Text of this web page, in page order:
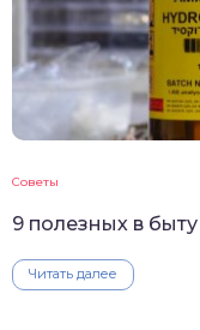
Советы
9 полезных в
Читать далее